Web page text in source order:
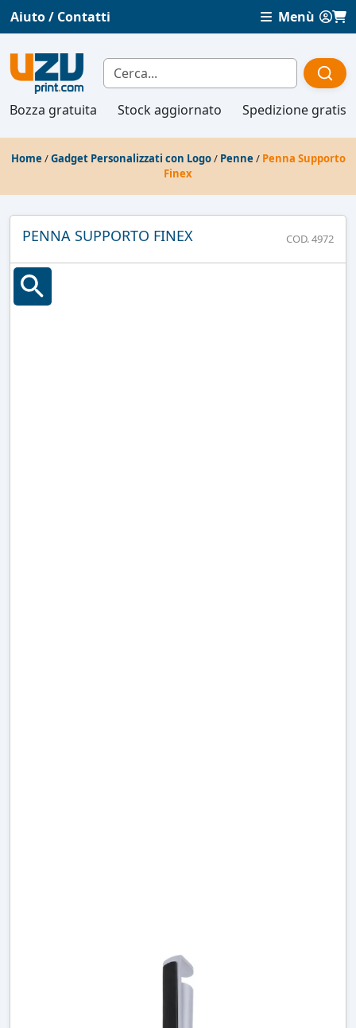
Aiuto / Contatti Menù
Bozza gratuita Stock aggiornato Spedizione gratis
Home /Gadget Personalizzati con Logo/ Penne / Penna Supporto
Finex
PENNA SUPPORTO FINEX COD. 4972